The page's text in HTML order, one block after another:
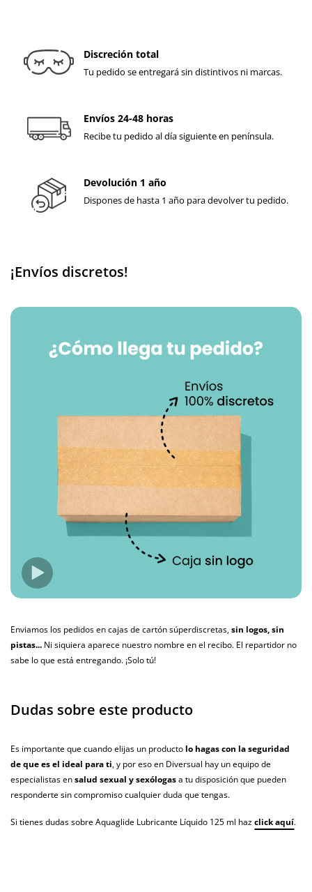
Discreción total
Tu pedido se entregará sin distintivos ni marcas.
Envíos 24-48 horas
Recibe tu pedido al día siguiente en península.
Devolución 1 año
Dispones de hasta 1 año para devolver tu pedido.
¡Envíos discretos!
Enviamos los pedidos en cajas de cartón súperdiscretas,sin logos, sin
pistas... Ni siquiera aparece nuestro nombre en el recibo. El repartidor no
sabe lo que está entregando. ¡Solo tú!
Dudas sobre este producto
Es importante que cuando elijas un producto lo hagas con la seguridad
de que es el ideal para ti, y por eso en Diversual hay un equipo de
especialistas ensalud sexual y sexólogasa tu disposición que pueden
responderte sin compromiso cualquier duda que tengas.
Si tienes dudas sobre Aquaglide Lubricante Líquido 125 ml hazclick aquí.